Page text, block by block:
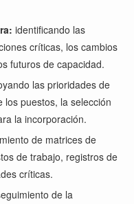
identificando las
críticas, los cambios
futuros de capacidad.
las prioridades de
los puestos, la selección
la incorporación.
de matrices de
de trabajo, registros de
críticas.
de la